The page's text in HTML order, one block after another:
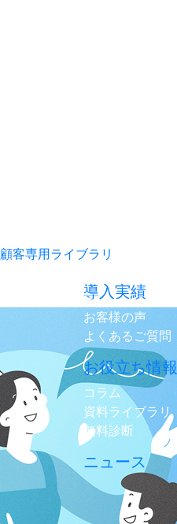
顧客専用ライブラリ
導入実績
お客様の声
よくあるご質問
お役立ち情報
コラム
資料ライブラリ
無料診断
ニュース